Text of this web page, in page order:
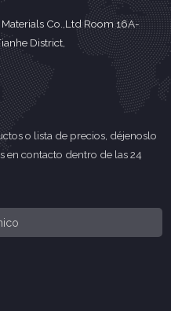
Co.,Ltd Room 16A-
District,
o lista de precios, déjenoslo
en contacto dentro de las 24